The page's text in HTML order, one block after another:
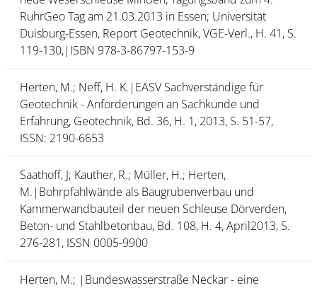
RuhrGeo Tag am 21.03.2013 in Essen; Universität
Duisburg-Essen, Report Geotechnik, VGE-Verl., H. 41, S.
119-130,|ISBN 978-3-86797-153-9
Herten, M.; Neff, H. K.|EASV Sachverständige für
Geotechnik - Anforderungen an Sachkunde und
Erfahrung, Geotechnik, Bd. 36, H. 1, 2013, S. 51-57,
ISSN: 2190-6653
Saathoff, J; Kauther, R.; Müller, H.; Herten,
M.|Bohrpfahlwände als Baugrubenverbau und
Kammerwandbauteil der neuen Schleuse Dörverden,
Beton- und Stahlbetonbau, Bd. 108, H. 4, April2013, S.
276-281, ISSN 0005‑9900
Herten, M.; |Bundeswasserstraße Neckar - eine